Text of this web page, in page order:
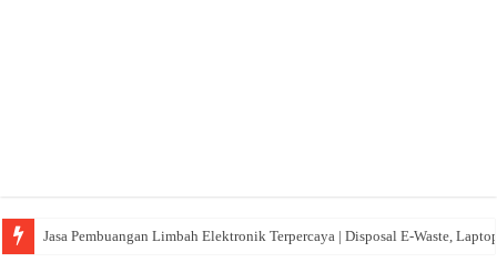
Jasa Pembuangan Limbah Elektronik Terpercaya | Disposal E-Waste,